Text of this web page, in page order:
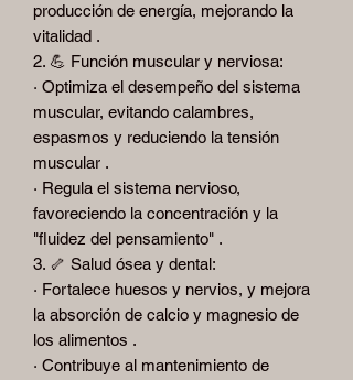
producción de energía, mejorando la
vitalidad .
2. 💪 Función muscular y nerviosa:
· Optimiza el desempeño del sistema
muscular, evitando calambres,
espasmos y reduciendo la tensión
muscular .
· Regula el sistema nervioso,
favoreciendo la concentración y la
"fluidez del pensamiento" .
3. 🦴 Salud ósea y dental:
· Fortalece huesos y nervios, y mejora
la absorción de calcio y magnesio de
los alimentos .
· Contribuye al mantenimiento de